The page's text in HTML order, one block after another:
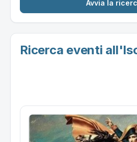
Ricerca eventi